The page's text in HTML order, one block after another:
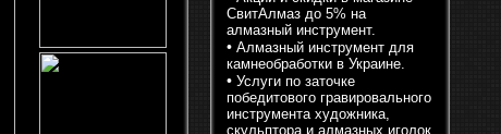
СвитАлмаз до 5% на
алмазный инструмент.
• Алмазный инструмент для
камнеобработки в Украине.
• Услуги по заточке
победитового гравировального
инструмента художника,
скульптора и алмазных иголок